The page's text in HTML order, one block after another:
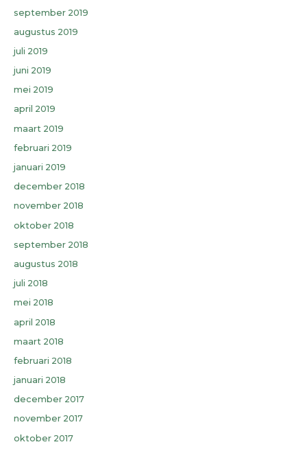
september 2019
augustus 2019
juli 2019
juni 2019
mei 2019
april 2019
maart 2019
februari 2019
januari 2019
december 2018
november 2018
oktober 2018
september 2018
augustus 2018
juli 2018
mei 2018
april 2018
maart 2018
februari 2018
januari 2018
december 2017
november 2017
oktober 2017